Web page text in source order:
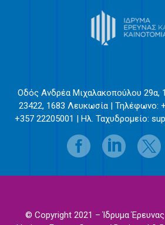
Οδός Ανδρέα Μιχαλακοπούλου 29α,
23422, 1683 Λευκωσία | Τηλέφωνο:
+357 22205001 | Ηλ. Ταχυδρομείο:
© Copyright 2021 – Ίδρυμα Έρευνας